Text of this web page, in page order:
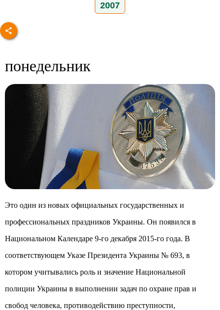
2007
понедельник
Это один из новых официальных государственных и
профессиональных праздников Украины. Он появился в
Национальном Календаре 9-го декабря 2015-го года. В
соответствующем Указе Президента Украины № 693, в
котором учитывались роль и значение Национальной
полиции Украины в выполнении задач по охране прав и
свобод человека, противодействию преступности,